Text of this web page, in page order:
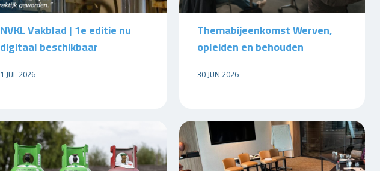
NVKL Vakblad | 1e editie nu
digitaal beschikbaar
1 JUL 2026
Themabijeenkomst Werven,
opleiden en behouden
30 JUN 2026